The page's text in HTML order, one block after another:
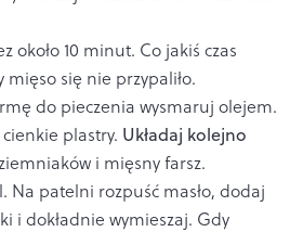
około 10 minut. Co jakiś czas
mięso się nie przypaliło.
do pieczenia wysmaruj olejem.
plastry. Układaj kolejno
i mięsny farsz.
Na patelni rozpuść masło, dodaj
i dokładnie wymieszaj. Gdy